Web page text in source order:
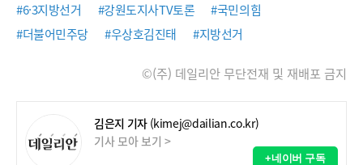
#6·3지방선거 #강원도지사TV토론
#국민의힘
#더불어민주당
#우상호김진태 #지방선거
©(주) 데일리안 무단전재 및 재배포 금지
김은지 기자 (kimej@dailian.co.kr)
기사 모아 보기 >
+네이버 구독